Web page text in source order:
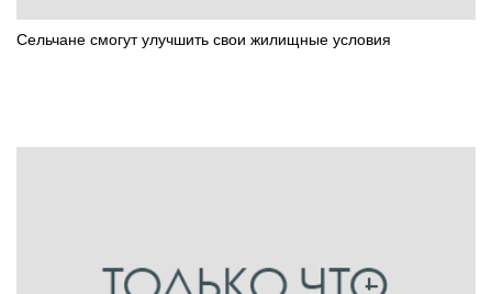
Сельчане смогут улучшить свои жилищные условия